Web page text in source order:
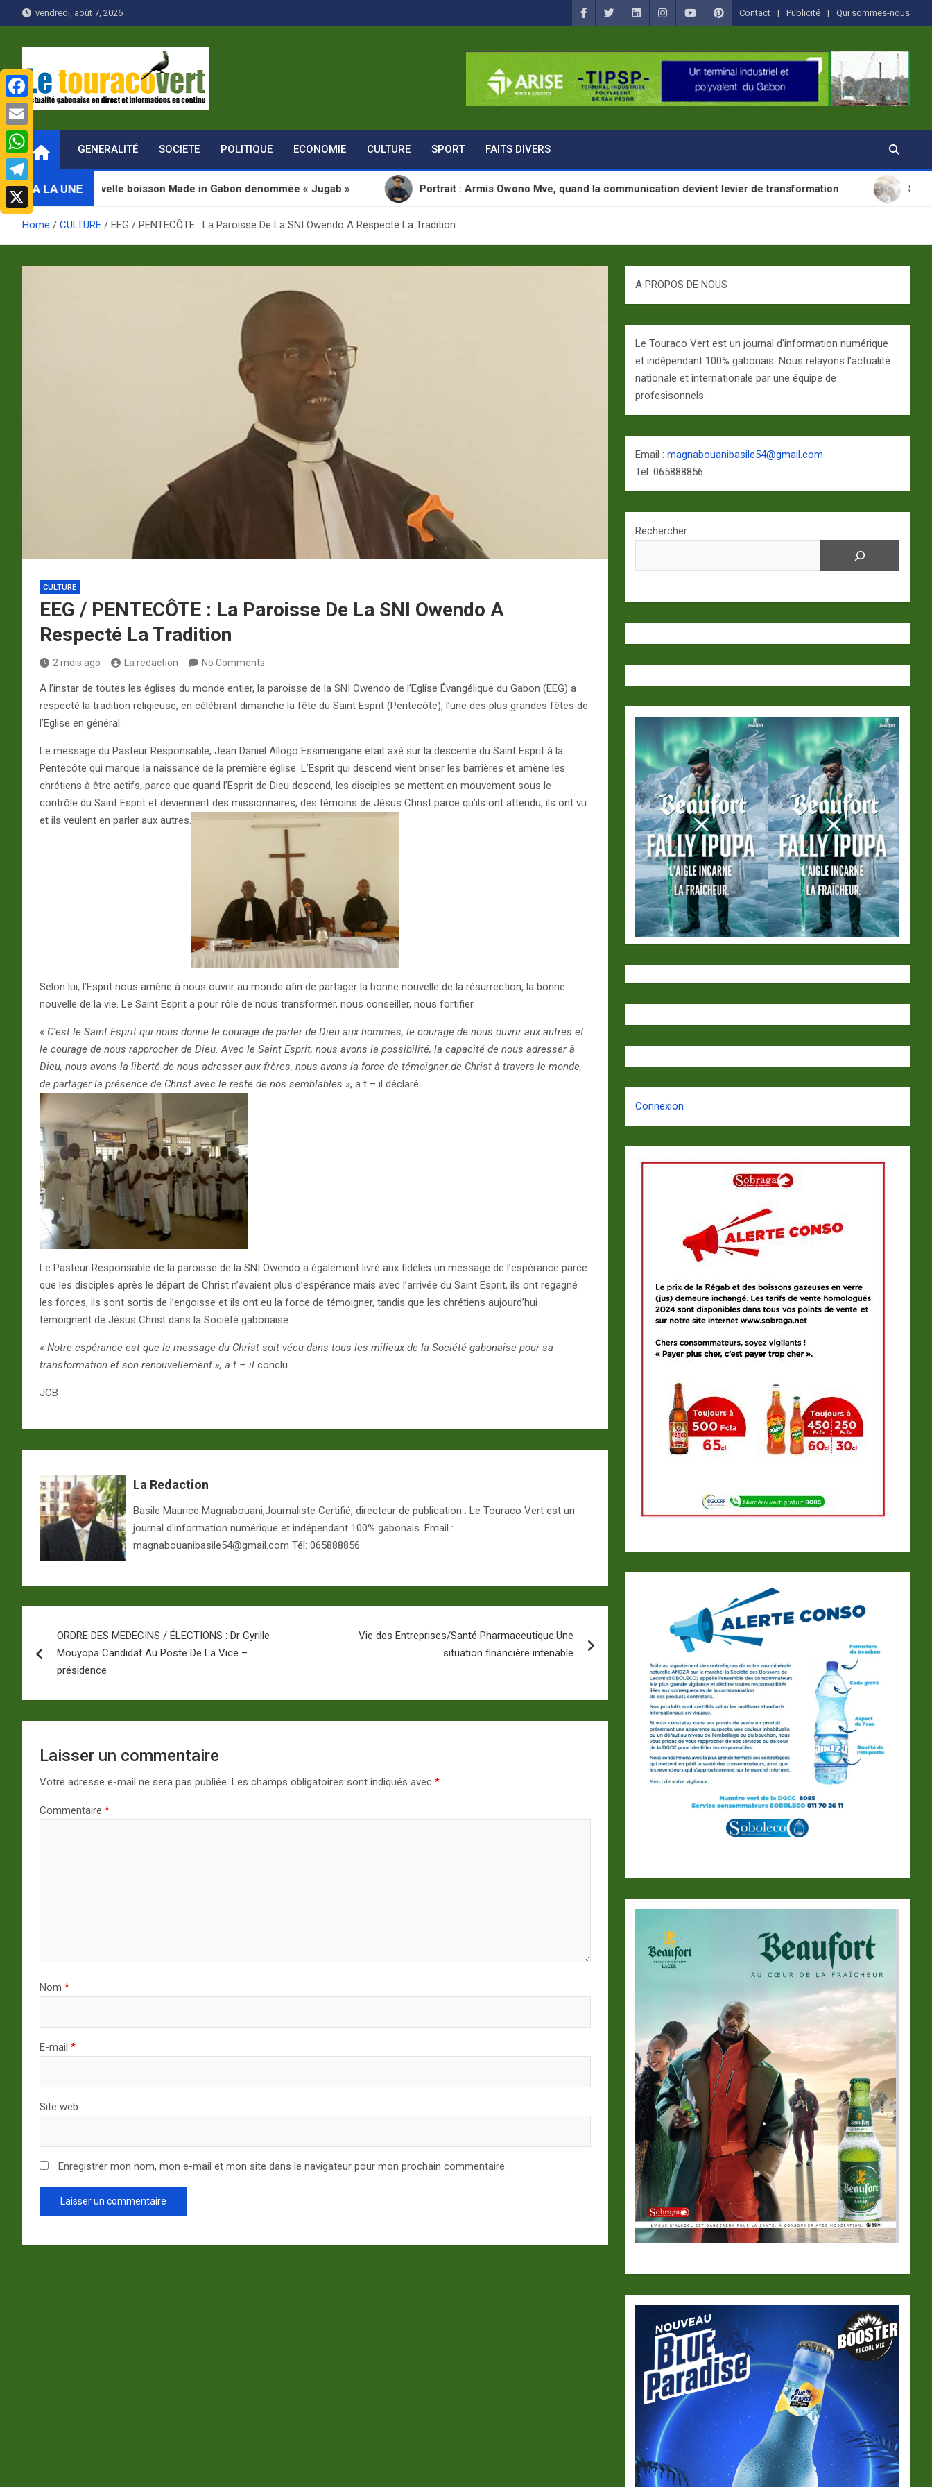
to
vendredi, août 7, 2026 Contact Publicité Qui sommes-nous
Le Touraco vert
Actualité gabonaise en direct et Informations en continu
GENERALITÉ SOCIETE POLITIQUE ECONOMIE CULTURE SPORT FAITS DIVERS
A LA UNE
nouvelle boisson Made in Gabon dénommée « Jugab » Portrait : Armis Owono Mve, quand la communication devient levier de transformation SANTÉ : La
Home CULTURE EEG / PENTECÔTE : La Paroisse De La SNI Owendo A Respecté La Tradition
CULTURE
EEG / PENTECÔTE : La Paroisse De La SNI Owendo A
Respecté La Tradition
2 mois ago La redaction No Comments
A l’instar de toutes les églises du monde entier, la paroisse de la SNI Owendo de l’Eglise Évangélique du Gabon (EEG) a
respecté la tradition religieuse, en célébrant dimanche la fête du Saint Esprit (Pentecôte), l’une des plus grandes fêtes de
l’Eglise en général.
Le message du Pasteur Responsable, Jean Daniel Allogo Essimengane était axé sur la descente du Saint Esprit à la
Pentecôte qui marque la naissance de la première église. L’Esprit qui descend vient briser les barrières et amène les
chrétiens à être actifs, parce que quand l’Esprit de Dieu descend, les disciples se mettent en mouvement sous le
contrôle du Saint Esprit et deviennent des missionnaires, des témoins de Jésus Christ parce qu’ils ont attendu, ils ont vu
et ils veulent en parler aux autres.
Selon lui, l’Esprit nous amène à nous ouvrir au monde afin de partager la bonne nouvelle de la résurrection, la bonne
nouvelle de la vie. Le Saint Esprit a pour rôle de nous transformer, nous conseiller, nous fortifier.
« C’est le Saint Esprit qui nous donne le courage de parler de Dieu aux hommes, le courage de nous ouvrir aux autres et
le courage de nous rapprocher de Dieu. Avec le Saint Esprit, nous avons la possibilité, la capacité de nous adresser à
Dieu, nous avons la liberté de nous adresser aux frères, nous avons la force de témoigner de Christ à travers le monde,
de partager la présence de Christ avec le reste de nos semblables », a t – il déclaré.
Le Pasteur Responsable de la paroisse de la SNI Owendo a également livré aux fidèles un message de l’espérance parce
que les disciples après le départ de Christ n’avaient plus d’espérance mais avec l’arrivée du Saint Esprit, ils ont regagné
les forces, ils sont sortis de l’engoisse et ils ont eu la force de témoigner, tandis que les chrétiens aujourd’hui
témoignent de Jésus Christ dans la Société gabonaise.
« Notre espérance est que le message du Christ soit vécu dans tous les milieux de la Société gabonaise pour sa
transformation et son renouvellement », a t – il conclu.
JCB
La Redaction
Basile Maurice Magnabouani,Journaliste Certifié, directeur de publication . Le Touraco Vert est un
journal d'information numérique et indépendant 100% gabonais. Email :
magnabouanibasile54@gmail.com Tél: 065888856
de
l’article
ORDRE DES MEDECINS / ÉLECTIONS : Dr Cyrille
Mouyopa Candidat Au Poste De La Vice –
présidence
Vie des Entreprises/Santé Pharmaceutique:Une
situation financière intenable
Laisser un commentaire
Votre adresse e-mail ne sera pas publiée. Les champs obligatoires sont indiqués avec *
Commentaire *
Nom *
E-mail *
Site web
Enregistrer mon nom, mon e-mail et mon site dans le navigateur pour mon prochain commentaire.
A PROPOS DE NOUS
Le Touraco Vert est un journal d'information numérique
et indépendant 100% gabonais. Nous relayons l'actualité
nationale et internationale par une équipe de
profesisonnels.
Email :magnabouanibasile54@gmail.com
Tél: 065888856
Rechercher
Connexion
F
a
c
b
o
E
m
a
W
h
a
T
e